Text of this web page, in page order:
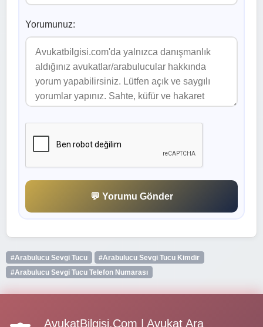
Yorumunuz:
💬 Yorumu Gönder
#Arabulucu Sevgi Tucu
#Arabulucu Sevgi Tucu Kimdir
#Arabulucu Sevgi Tucu Telefon Numarası
AvukatBilgisi.Com | Avukat Ara